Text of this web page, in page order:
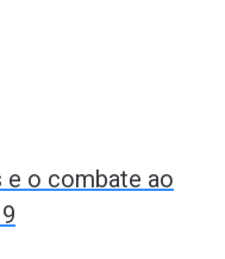
e o combate ao